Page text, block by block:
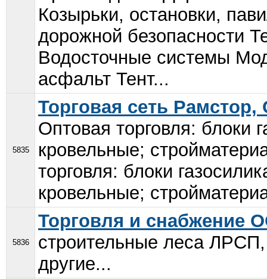
Козырьки, остановки,
дорожной безопасности
Водосточные системы
асфальт Тент...
5835
Торговая сеть
Оптовая торговля: блоки
кровельные;
торговля: блоки
кровельные;
5836
Торговля и снабжение
строительные леса
другие...